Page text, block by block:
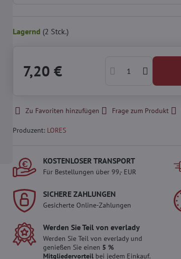
Lagernd (2 Stck.)
7,20 €
Zu Favoriten hinzufügen Frage zum Produkt
Produzent: LORES
KOSTENLOSER TRANSPORT
Für Bestellungen über 99,- EUR
SICHERE ZAHLUNGEN
Gesicherte Online-Zahlungen
Werden Sie Teil von everlady
Werden Sie Teil von everlady und
genießen Sie einen 5 %
Mitgliedervorteilbei jedem Einkauf.